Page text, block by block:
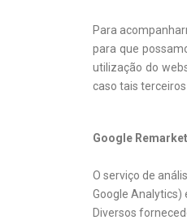
Para
para que
utilização do
caso tais
Google
O serviço de
Google Analytics)
Diversos